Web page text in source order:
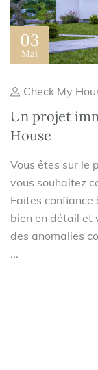
03
Mai
Check My
Un projet
House
Vous êtes sur le
vous souhaitez
Faites confiance
bien en détail et
des anomalies
...